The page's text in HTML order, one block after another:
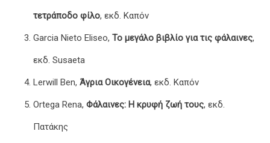
τετράποδο φίλο, εκδ. Καπόν
Garcia Nieto Eliseo, Το μεγάλο βιβλίο για τις φάλαινες,
εκδ. Susaeta
Lerwill Ben, Άγρια Οικογένεια, εκδ. Καπόν
Ortega Rena, Φάλαινες: Η κρυφή ζωή τους, εκδ.
Πατάκης